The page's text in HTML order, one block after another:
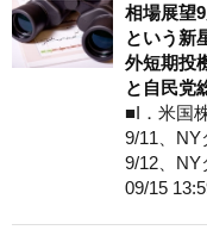
相場展望
という新
外短期投
と自民党
■I．米国
9/11、NY
9/12、
09/15